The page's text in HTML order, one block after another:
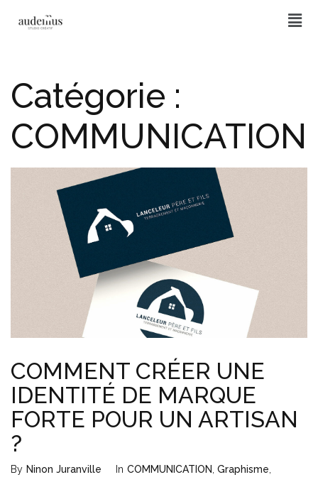
Catégorie :
COMMUNICATION
COMMENT CRÉER UNE
IDENTITÉ DE MARQUE
FORTE POUR UN ARTISAN
?
By Ninon Juranville In COMMUNICATION, Graphisme,